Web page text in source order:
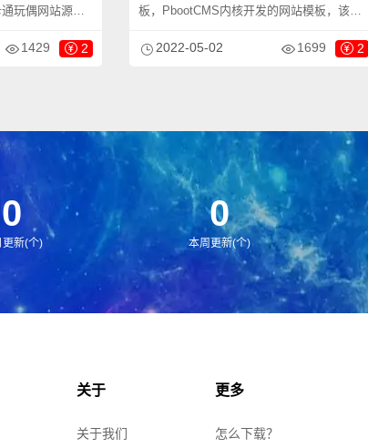
玩偶网站源码
卡通玩偶网站等
1429 2
板，PbootCMS内核开发的网站模板，该模
企业，当然其他行业也可以做，只需要把文
2022-05-02 1699 2
0
更新(个)
0
本周更新(个)
关于
关于我们
更多
怎么下载？